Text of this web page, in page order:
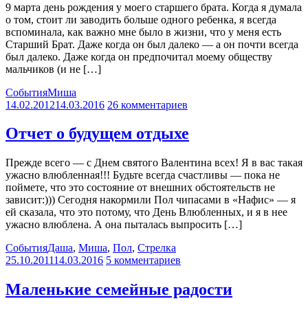
9 марта день рождения у моего старшего брата. Когда я думала
о том, стоит ли заводить больше одного ребенка, я всегда
вспоминала, как важно мне было в жизни, что у меня есть
Старший Брат. Даже когда он был далеко — а он почти всегда
был далеко. Даже когда он предпочитал моему обществу
мальчиков (и не […]
СобытияМиша
14.02.201214.03.2016 26 комментариев
Отчет о будущем отдыхе
Прежде всего — с Днем святого Валентина всех! Я в вас такая
ужасно влюбленная!!! Будьте всегда счастливы — пока не
поймете, что это состояние от внешних обстоятельств не
зависит:))) Сегодня накормили Пол чипасами в «Нафис» — я
ей сказала, что это потому, что День Влюбленных, и я в нее
ужасно влюблена. А она пыталась выпросить […]
СобытияДаша, Миша, Пол, Стрелка
25.10.201114.03.2016 5 комментариев
Маленькие семейные радости